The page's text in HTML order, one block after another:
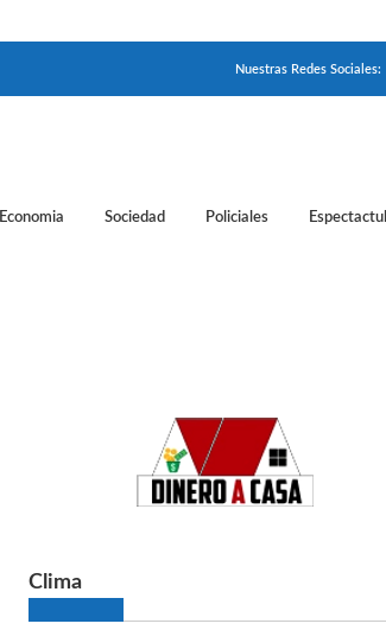
Nuestras Redes Sociales:
Economia Sociedad Policiales
Clima